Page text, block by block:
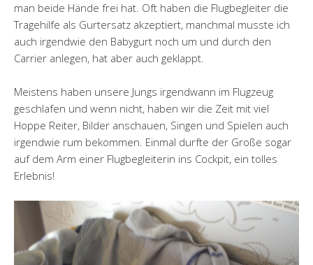
man beide Hände frei hat. Oft haben die Flugbegleiter die
Tragehilfe als Gurtersatz akzeptiert, manchmal musste ich
auch irgendwie den Babygurt noch um und durch den
Carrier anlegen, hat aber auch geklappt.
Meistens haben unsere Jungs irgendwann im Flugzeug
geschlafen und wenn nicht, haben wir die Zeit mit viel
Hoppe Reiter, Bilder anschauen, Singen und Spielen auch
irgendwie rum bekommen. Einmal durfte der Große sogar
auf dem Arm einer Flugbegleiterin ins Cockpit, ein tolles
Erlebnis!